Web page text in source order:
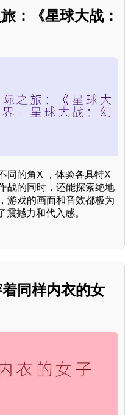
：《星球大战：
同的角X ，体验各具特X
战的同时，还能探索绝地
游戏的画面和音效都极为
震撼力和代入感。
同样内衣的女